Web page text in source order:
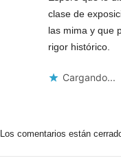
clase de
las mima y que
rigor histórico.
Cargando...
Los comentarios están